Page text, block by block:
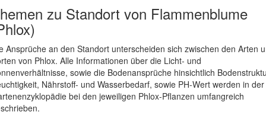
zu Standort von Flammenblume
Ansprüche an den Standort unterscheiden sich zwischen den Arten
von Phlox. Alle Informationen über die Licht- und
sowie die Bodenansprüche hinsichtlich
Nährstoff- und Wasserbedarf, sowie PH-Wert werden in der
bei den jeweiligen Phlox-Pflanzen umfangreich